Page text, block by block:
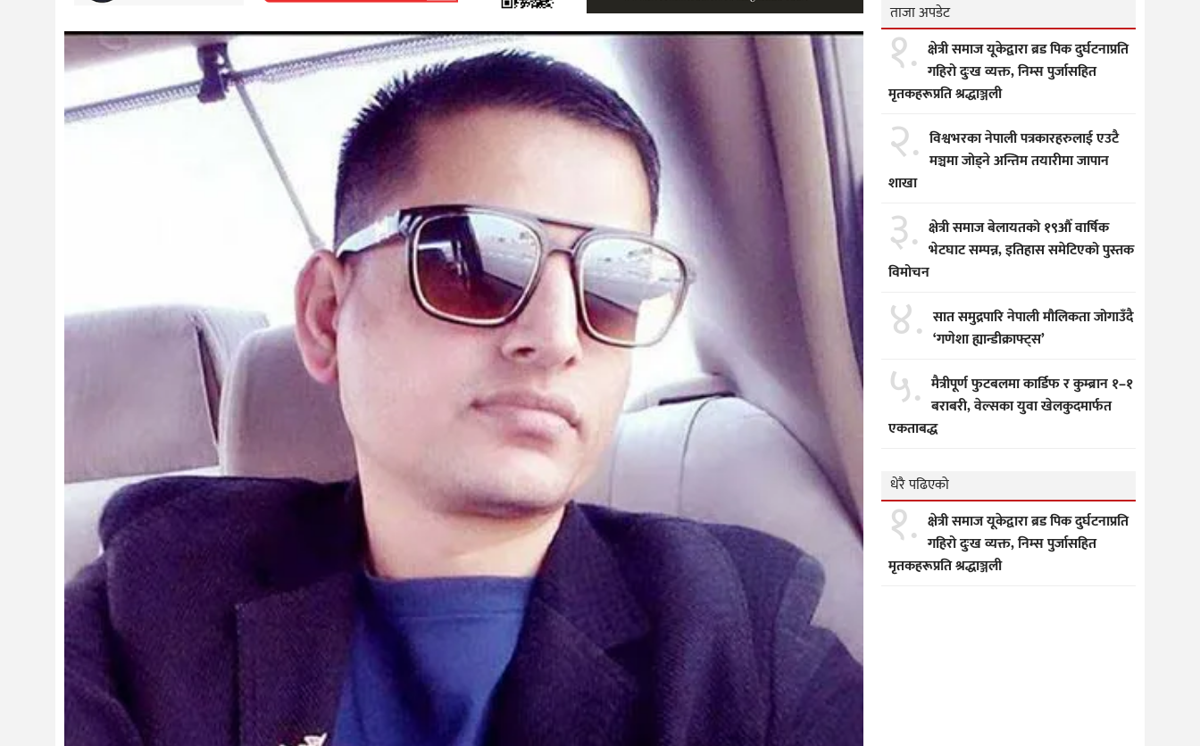
ताजा अपडेट
१. क्षेत्री समाज यूकेद्वारा ब्रड पिक दुर्घटनाप्रति
गहिरो दुःख व्यक्त, निम्स पुर्जासहित
मृतकहरूप्रति श्रद्धाञ्जली
२. विश्वभरका नेपाली पत्रकारहरुलाई एउटै
मञ्चमा जोड्ने अन्तिम तयारीमा जापान
शाखा
३. क्षेत्री समाज बेलायतको १९औँ वार्षिक
भेटघाट सम्पन्न, इतिहास समेटिएको पुस्तक
विमोचन
४. सात समुद्रपारि नेपाली मौलिकता जोगाउँदै
‘गणेशा ह्यान्डीक्राफ्ट्स’
५. मैत्रीपूर्ण फुटबलमा कार्डिफ र कुम्ब्रान १–१
बराबरी, वेल्सका युवा खेलकुदमार्फत
एकताबद्ध
धेरै पढिएको
१. क्षेत्री समाज यूकेद्वारा ब्रड पिक दुर्घटनाप्रति
गहिरो दुःख व्यक्त, निम्स पुर्जासहित
मृतकहरूप्रति श्रद्धाञ्जली